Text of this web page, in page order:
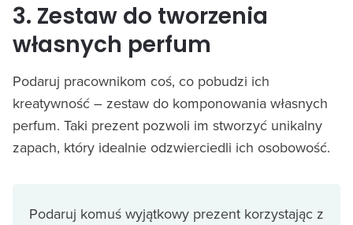
3. Zestaw do tworzenia
własnych perfum
Podaruj pracownikom coś, co pobudzi ich
kreatywność – zestaw do komponowania własnych
perfum. Taki prezent pozwoli im stworzyć unikalny
zapach, który idealnie odzwierciedli ich osobowość.
Podaruj komuś wyjątkowy prezent korzystając z